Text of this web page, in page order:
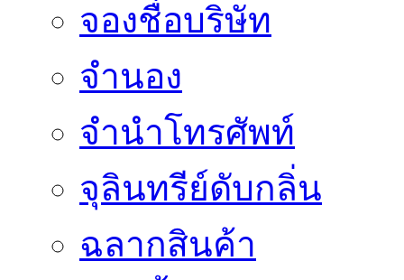
จองชื่อบริษัท
จำนอง
จำนำโทรศัพท์
จุลินทรีย์ดับกลิ่น
ฉลากสินค้า